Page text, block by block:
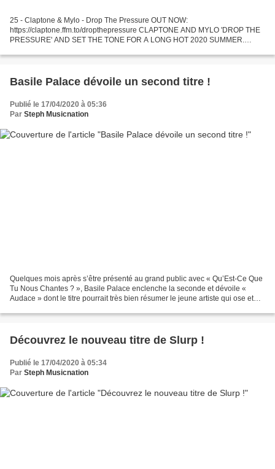
25 - Claptone & Mylo - Drop The Pressure OUT NOW:
https://claptone.ffm.to/dropthepressure CLAPTONE AND MYLO ​'DROP THE
PRESSURE'​ AND SET THE TONE FOR A LONG HOT 2020 SUMMER.
Remix OUT...
Basile Palace dévoile un second titre !
Publié le 17/04/2020 à 05:36
Par Steph Musicnation
Quelques mois après s’être présenté au grand public avec « Qu’Est-Ce Que
Tu Nous Chantes ? », Basile Palace enclenche la seconde et dévoile «
Audace » dont le titre pourrait très bien résumer le jeune artiste qui ose et
Découvrez le nouveau titre de Slurp !
Publié le 17/04/2020 à 05:34
Par Steph Musicnation